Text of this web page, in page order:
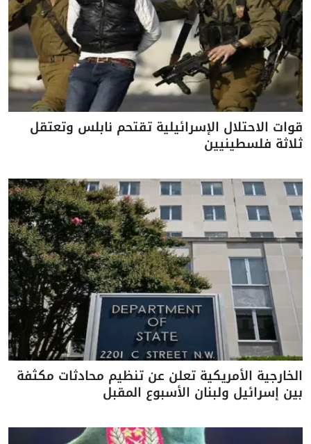
قوات الاحتلال الإسرائيلية تقتحم نابلس وتعتقل
ثلاثة فلسطينيين
الخارجية الأمريكية تعلن عن تنظيم محادثات مكثفة
بين إسرائيل ولبنان الأسبوع المقبل